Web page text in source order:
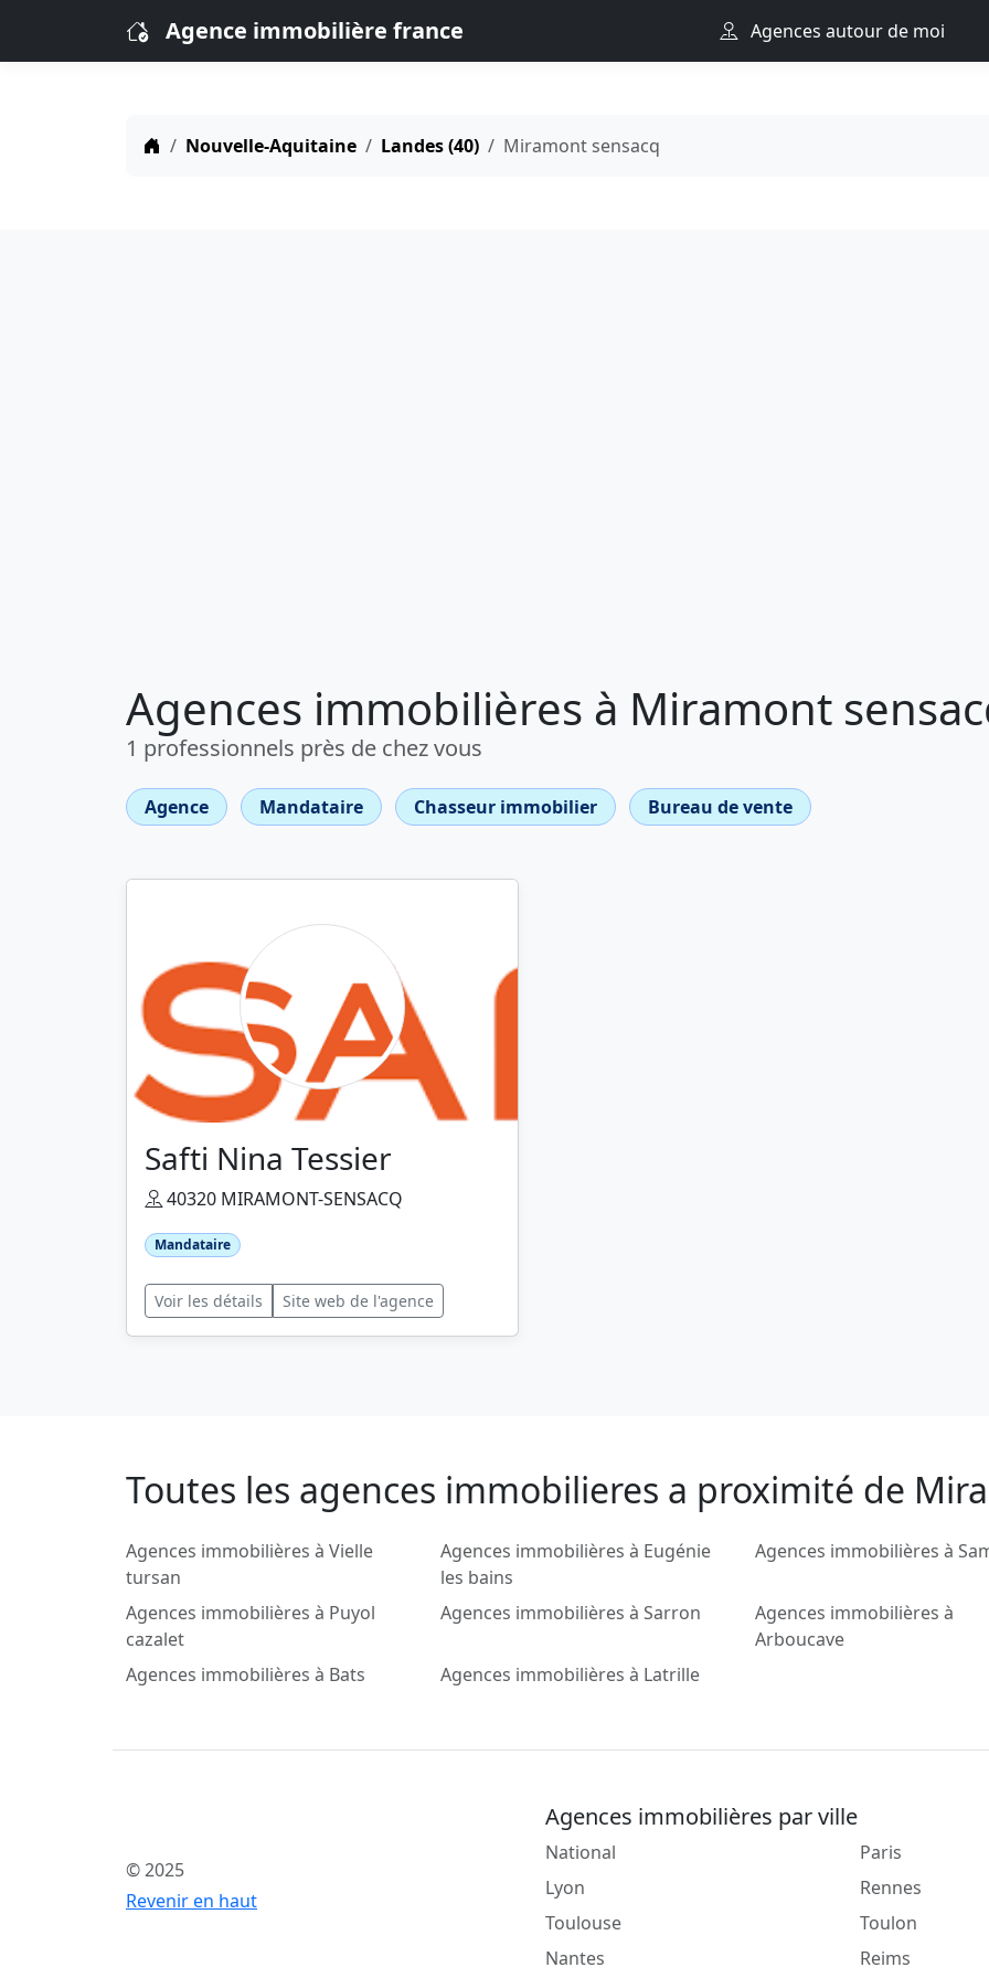
Agence immobilière france Agences autour de moi
Nouvelle-Aquitaine Landes (40) Miramont sensacq
Agences immobilières à Miramont
1 professionnels près de chez vous
Agence Mandataire Chasseur immobilier Bureau de vente
Safti Nina Tessier
40320 MIRAMONT-SENSACQ
Mandataire
Voir les détails Site web de l'agence
Toutes les agences immobilieres a proximité de
Agences immobilières à Vielle
tursan
Agences immobilières à Eugénie
les bains
Agences immobilières à
Agences immobilières à Puyol
cazalet
Agences immobilières à Sarron
Agences immobilières à
Arboucave
Agences immobilières à Bats
Agences immobilières à Latrille
© 2025
Revenir en haut
Agences immobilières par ville
National
Lyon
Toulouse
Nantes
Paris
Rennes
Toulon
Reims